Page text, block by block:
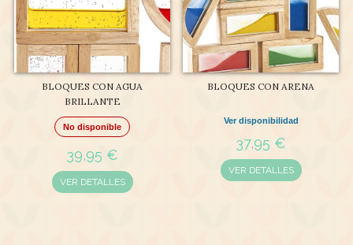
BLOQUES CON AGUA
BRILLANTE
No disponible
39,95 €
VER DETALLES
BLOQUES CON ARENA
Ver disponibilidad
37,95 €
VER DETALLES